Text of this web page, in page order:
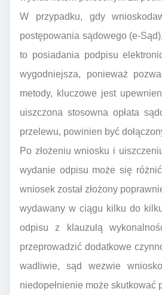
W przypadku, gdy
postępowania sądowego (e-
to posiadania podpisu
wygodniejsza, ponieważ
metody, kluczowe jest
uiszczona stosowna opłata
przelewu, powinien być
Po złożeniu wniosku i
wydanie odpisu może się
wniosek został złożony
wydawany w ciągu kilku do
odpisu z klauzulą
przeprowadzić dodatkowe
wadliwie, sąd wezwie
niedopełnienie może